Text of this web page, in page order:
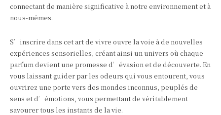
connectant de manière significative à notre environnement et à
nous-mêmes.
S’inscrire dans cet art de vivre ouvre la voie à de nouvelles
expériences sensorielles, créant ainsi un univers où chaque
parfum devient une promesse d’évasion et de découverte. En
vous laissant guider par les odeurs qui vous entourent, vous
ouvrirez une porte vers des mondes inconnus, peuplés de
sens et d’émotions, vous permettant de véritablement
savourer tous les instants de la vie.